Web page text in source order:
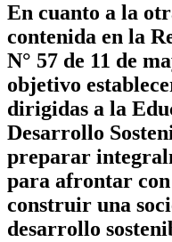
En cuanto a la
contenida en la
N° 57 de 11 de
objetivo
dirigidas a la
Desarrollo
preparar
para afrontar
construir una
desarrollo